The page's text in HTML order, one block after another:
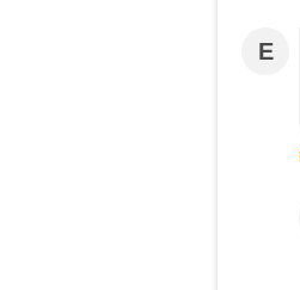
E